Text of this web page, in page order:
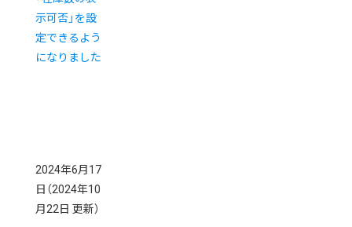
示可否」を設
定できるよう
になりました
2024年6月17
日 （2024年10
月22日 更新）